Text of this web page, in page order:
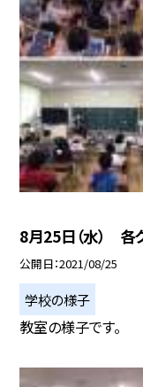
8月25日（水） 各
公開日 2021/08/25
学校の様子
教室の様子です。